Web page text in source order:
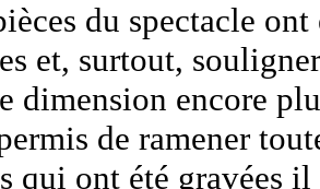
du spectacle
et, surtout,
dimension encore
de ramener
qui ont été gravées